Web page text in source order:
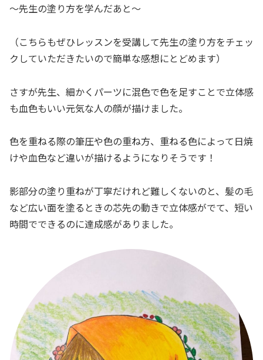
～先生の塗り方を学んだあと～
（こちらもぜひレッスンを受講して先生の塗り方をチェッ
クしていただきたいので簡単な感想にとどめます）
さすが先生、細かくパーツに混色で色を足すことで立体感
も血色もいい元気な人の顔が描けました。
色を重ねる際の筆圧や色の重ね方、重ねる色によって日焼
けや血色など違いが描けるようになりそうです！
影部分の塗り重ねが丁寧だけれど難しくないのと、髪の毛
など広い面を塗るときの芯先の動きで立体感がでて、短い
時間でできるのに達成感がありました。